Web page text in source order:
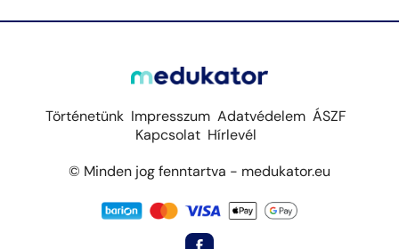
Történetünk Impresszum Adatvédelem ÁSZF
Kapcsolat Hírlevél
© Minden jog fenntartva - medukator.eu